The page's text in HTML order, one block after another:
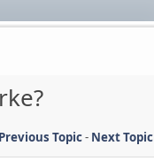
Previous Topic- Next Topic